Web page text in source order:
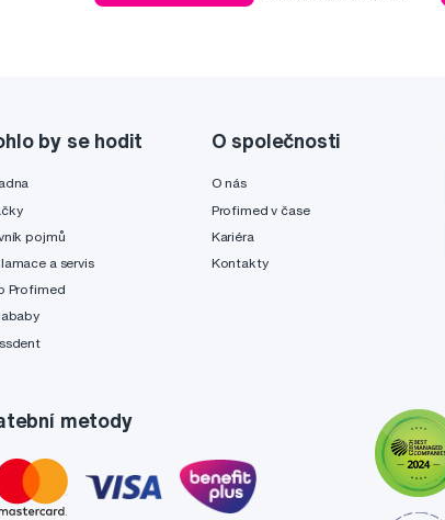
by se hodit
pojmů
a servis
Profimed
O společnosti
O nás
Profimed v čase
Kariéra
Kontakty
metody